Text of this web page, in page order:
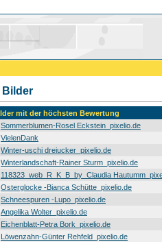
Bilder
mit der höchsten Bewertung
Sommerblumen-Rosel Eckstein_pixelio.de
VielenDank
Winter-uschi dreiucker_pixelio.de
Winterlandschaft-Rainer Sturm_pixelio.de
118323_web_R_K_B_by_Claudia
Osterglocke -Bianca Schütte_pixelio.de
Schneespuren -Lupo_pixelio.de
Angelika Wolter_pixelio.de
Eichenblatt-Petra Bork_pixelio.de
Löwenzahn-Günter Rehfeld_pixelio.de